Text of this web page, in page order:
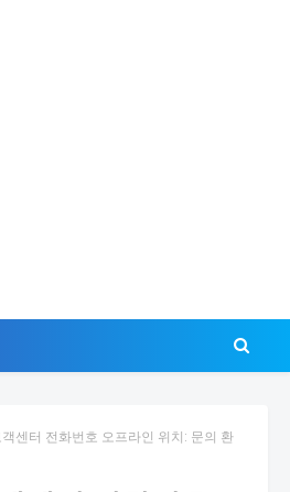
센터 전화번호 오프라인 위치: 문의 환